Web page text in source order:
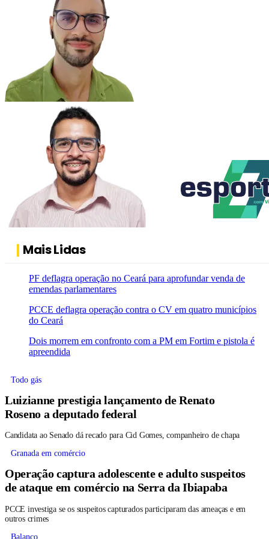
Mais Lidas
PF deflagra operação no Ceará para aprofundar venda de
emendas parlamentares
PCCE deflagra operação contra o CV em quatro municípios
do Ceará
Dois morrem em confronto com a PM em Fortim e pistola é
apreendida
Todo gás
Luizianne prestigia lançamento de Renato
Roseno a deputado federal
Candidata ao Senado dá recado para Cid Gomes, companheiro de chapa
Granada em comércio
Operação captura adolescente e adulto suspeitos
de ataque em comércio na Serra da Ibiapaba
PCCE investiga se os suspeitos capturados participaram das ameaças e em
outros crimes
Balanço